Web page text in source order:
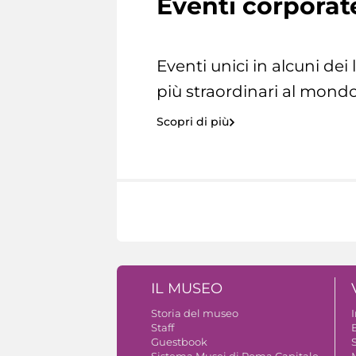
Eventi unici in alcuni dei
più straordinari al
Scopri di più
IL MUSEO
Storia del museo
Staff
Guestbook